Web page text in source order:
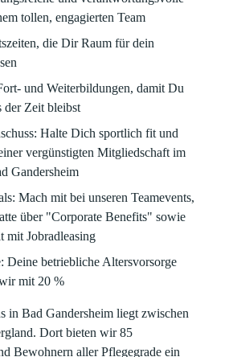
tollen, engagierten Team
die Dir Raum für dein
und Weiterbildungen, damit Du
der Zeit bleibst
Halte Dich sportlich fit und
vergünstigten Mitgliedschaft im
Gandersheim
Mach mit bei unseren Teamevents,
über "Corporate Benefits" sowie
mit Jobradleasing
Deine betriebliche Altersvorsorge
mit 20 %
in Bad Gandersheim liegt zwischen
Dort bieten wir 85
Bewohnern aller Pflegegrade ein